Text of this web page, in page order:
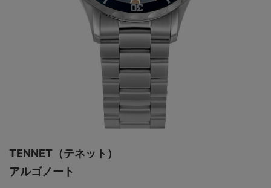
TENNET（テネット）
アルゴノート